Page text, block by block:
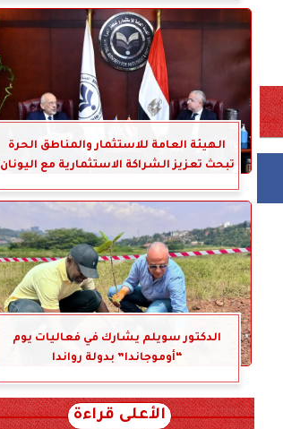
الهيئة العامة للاستثمار والمناطق الحرة
تبحث تعزيز الشراكة الاستثمارية مع اليونان
الدكتور سويلم يشارك في فعاليات يوم
“أوموجاندا” بدولة رواندا
الأعلى قراءة